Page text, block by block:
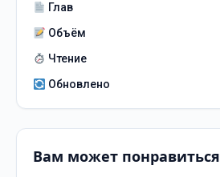
Глав
Объём
Чтение
Обновлено
Вам может понравиться